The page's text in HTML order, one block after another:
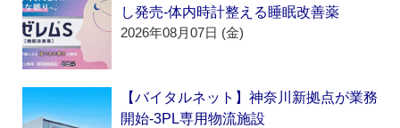
し発売‐体内時計整える睡眠改善薬
2026年08月07日 (金)
【バイタルネット】神奈川新拠点が業務
開始‐3PL専用物流施設